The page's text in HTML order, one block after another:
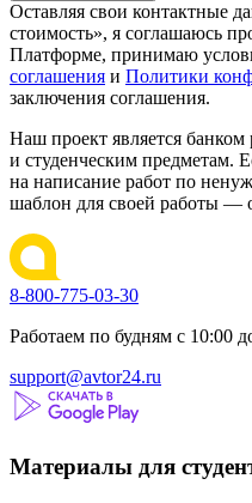
Оставляя свои контактные
стоимость», я соглашаюсь
Платформе, принимаю
соглашения и Политики
заключения соглашения.
Наш проект является
и студенческим предметам.
на написание работ по
шаблон для своей работы —
8-800-775-03-30
Работаем по будням с 10:00
support@avtor24.ru
Материалы для